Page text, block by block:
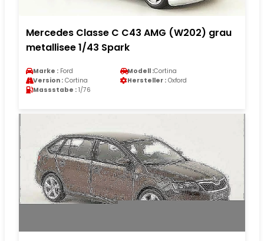
Mercedes Classe C C43 AMG (W202) grau
metallisee 1/43 Spark
Marke : Ford Modell :Cortina
Version : Cortina Hersteller : Oxford
Massstabe : 1/76